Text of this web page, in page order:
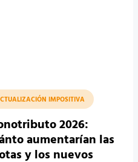
IMPOSITIVA
2026:
aumentarían las
y los nuevos